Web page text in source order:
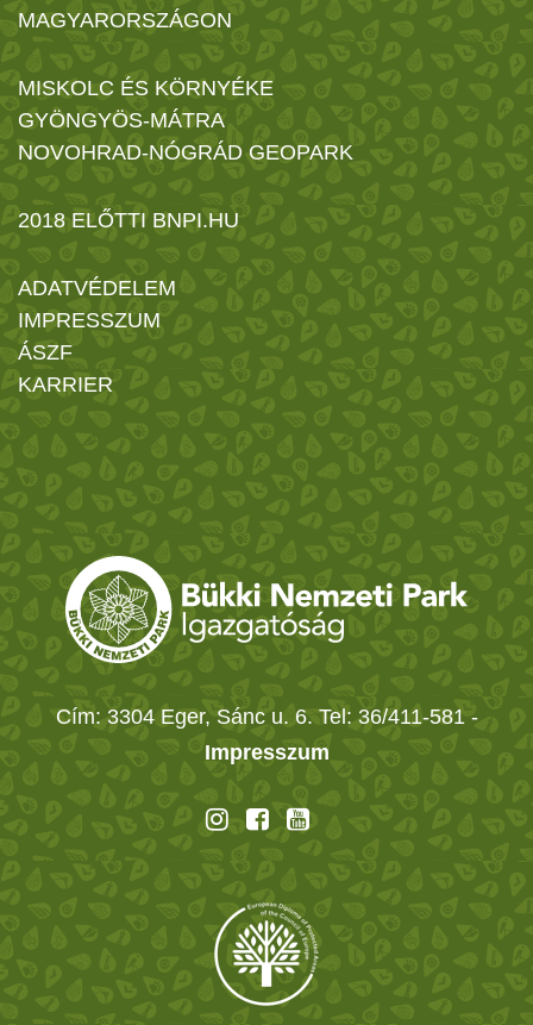
MAGYARORSZÁGON
MISKOLC ÉS KÖRNYÉKE
GYÖNGYÖS-MÁTRA
NOVOHRAD-NÓGRÁD GEOPARK
2018 ELŐTTI BNPI.HU
ADATVÉDELEM
IMPRESSZUM
ÁSZF
KARRIER
Cím: 3304 Eger, Sánc u. 6. Tel: 36/411-581 -
Impresszum